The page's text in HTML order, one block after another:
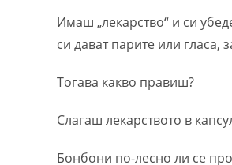
Имаш „лекарство“ и си
си дават парите или гласа,
Тогава какво правиш?
Слагаш лекарството в
Бонбони по-лесно ли се